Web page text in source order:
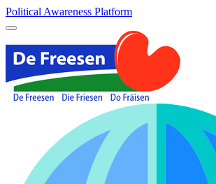
Political Awareness Platform